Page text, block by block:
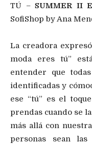
TÚ –SUMMER II
SofiShop by Ana
La creadora
moda eres tú”
entender que
identificadas y
ese “tú” es el
prendas cuando se
más allá con
personas sean las